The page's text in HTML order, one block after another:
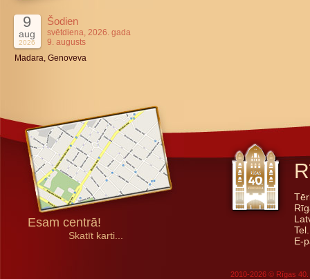
9
aug
2026
Šodien
svētdiena, 2026. gada
9. augusts
Madara, Genoveva
Esam centrā!
Skatīt karti...
E-
2010-2026 © Rīgas